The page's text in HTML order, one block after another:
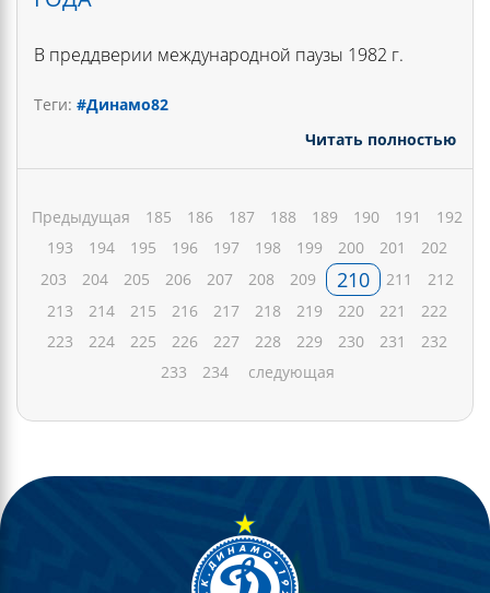
В преддверии международной паузы 1982 г.
Теги: #Динамо82
Читать полностью
Предыдущая 185 186 187 188 189 190 191
192
193
194 195 196 197 198 199 200 201
202
203
204 205 206 207 208 209 210 211
212
213
214 215 216 217 218 219 220 221
222
223
224 225 226 227 228 229 230 231
232
233
234 следующая